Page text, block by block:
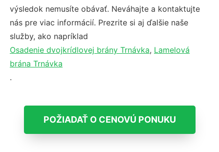
výsledok nemusíte obávať. Neváhajte a kontaktujte
nás pre viac informácií. Prezrite si aj ďalšie naše
služby, ako napríklad
Osadenie dvojkrídlovej brány Trnávka, Lamelová
brána Trnávka
.
POŽIADAŤ O CENOVÚ PONUKU